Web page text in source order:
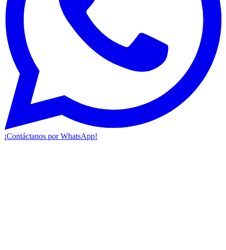
¡Contáctanos por WhatsApp!